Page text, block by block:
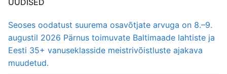
Seoses oodatust suurema osavõtjate arvuga on 8.–9.
augustil 2026 Pärnus toimuvate Baltimaade lahtiste ja
Eesti 35+ vanuseklasside meistrivõistluste ajakava
muudetud.